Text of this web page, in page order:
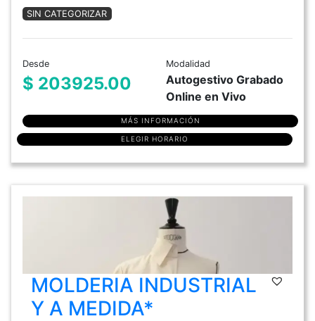
SIN CATEGORIZAR
Desde
$ 203925.00
Modalidad
Autogestivo Grabado
Online en Vivo
MÁS INFORMACIÓN
ELEGIR HORARIO
MOLDERIA INDUSTRIAL
Y A MEDIDA*